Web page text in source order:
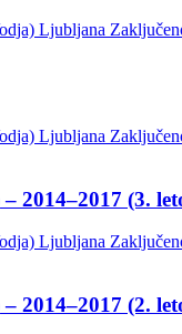
Ljubljana
Ljubljana
2014–2017 (3.
Ljubljana
2014–2017 (2.